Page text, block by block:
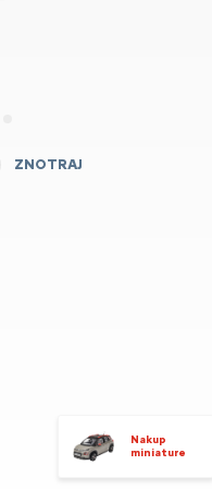
ZNOTRAJ
Nakup
miniature